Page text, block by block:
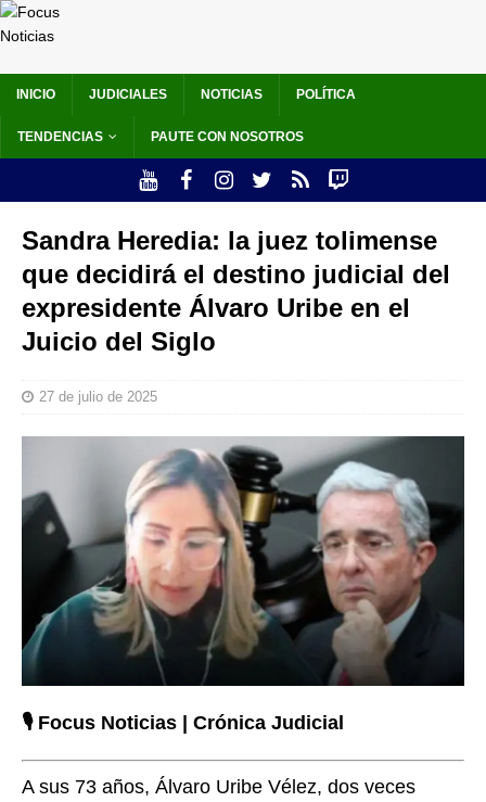
INICIO JUDICIALES NOTICIAS POLÍTICA
TENDENCIAS PAUTE CON NOSOTROS
Sandra Heredia: la juez tolimense
que decidirá el destino judicial del
expresidente Álvaro Uribe en el
Juicio del Siglo
27 de julio de 2025
🎙️ Focus Noticias | Crónica Judicial
A sus 73 años, Álvaro Uribe Vélez, dos veces